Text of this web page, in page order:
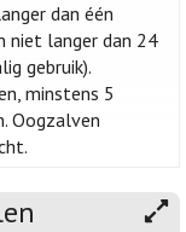
dan één
niet langer dan 24
gebruik).
minstens 5
Oogzalven